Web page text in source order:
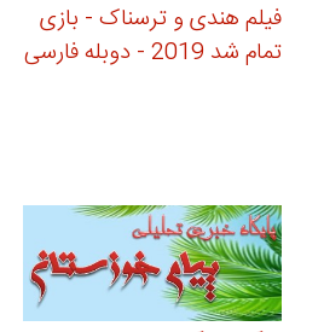
فیلم هندی و ترسناک - بازی
تمام شد 2019 - دوبله فارسی